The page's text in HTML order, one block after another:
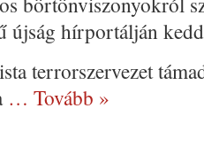
újság hírportálján
terrorszervezet
… Tovább »